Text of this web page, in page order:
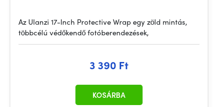
Az Ulanzi 17-Inch Protective Wrap egy zöld mintás,
többcélú védőkendő fotóberendezések,
3 390 Ft
KOSÁRBA